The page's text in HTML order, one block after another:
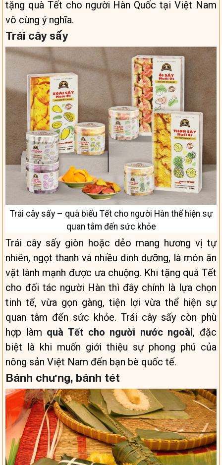
tặng quà Tết cho người Hàn Quốc tại Việt Nam
vô cùng ý nghĩa.
Trái cây sấy
Trái cây sấy – quà biếu Tết cho người Hàn thể hiện sự
quan tâm đến sức khỏe
Trái cây sấy giòn hoặc dẻo mang hương vị tự
nhiên, ngọt thanh và nhiều dinh dưỡng, là món ăn
vặt lành mạnh được ưa chuộng. Khi tặng quà Tết
cho đối tác người Hàn thì đây chính là lựa chọn
tinh tế, vừa gọn gàng, tiện lợi vừa thể hiện sự
quan tâm đến sức khỏe. Trái cây sấy còn phù
hợp làm quà Tết cho người nước ngoài, đặc
biệt là khi muốn giới thiệu sự phong phú của
nông sản Việt Nam đến bạn bè quốc tế.
Bánh chưng, bánh tét